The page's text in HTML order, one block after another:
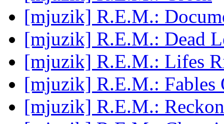
[mjuzik] R.E.M.:
[mjuzik] R.E.M.: Dead
[mjuzik] R.E.M.: Lifes
[mjuzik] R.E.M.: Fables
[mjuzik] R.E.M.: